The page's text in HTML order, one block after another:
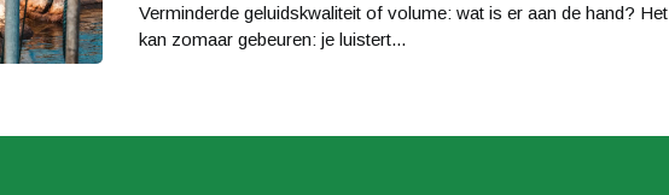
Verminderde geluidskwaliteit of volume: wat is er aan de hand? Het
kan zomaar gebeuren: je luistert...